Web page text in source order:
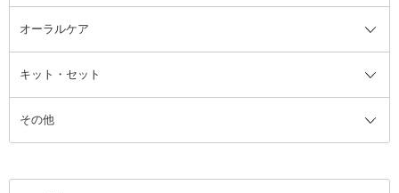
カミソリ
ファンデーション・パウダーケー
ス
ミラー・鏡
ヘッドマッサージブラシ
ルームフレグランス・ディフュー
ザー
アロマキャンドル
消臭剤・芳香剤
ボディケア美容家電
その他美容家電
ウェア全て
レッグウェア
オーラルケア
オーラルケア全て
歯ブラシ
キット・セット
キット・セット全て
その他